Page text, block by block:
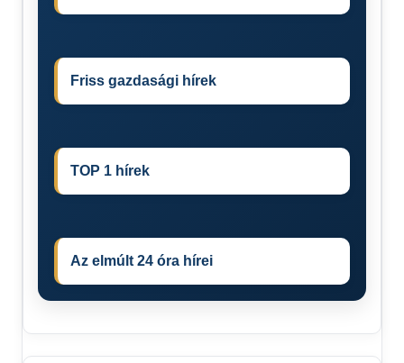
Friss gazdasági hírek
TOP 1 hírek
Az elmúlt 24 óra hírei